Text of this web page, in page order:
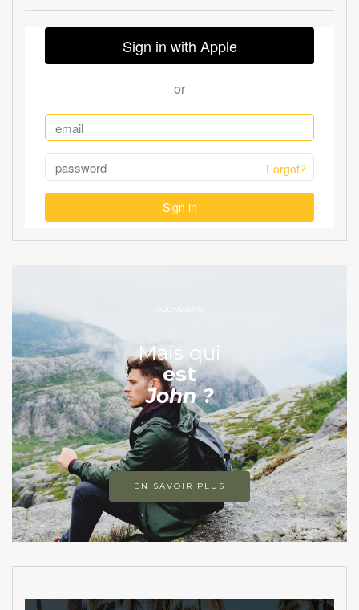
JOOWBAR
Mais qui
est
John ?
EN SAVOIR PLUS